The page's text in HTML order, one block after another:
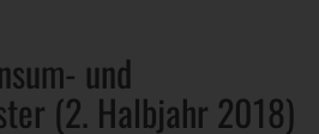
und
(2. Halbjahr 2018)